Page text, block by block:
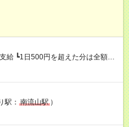
となります ★日払いOK！
に現金GET♪ お仕事後はコンビニ
駅： 南流山駅 ）